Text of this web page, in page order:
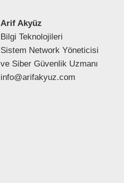
Arif Akyüz
Bilgi Teknolojileri
Sistem Network Yöneticisi
ve Siber Güvenlik Uzmanı
info@arifakyuz.com